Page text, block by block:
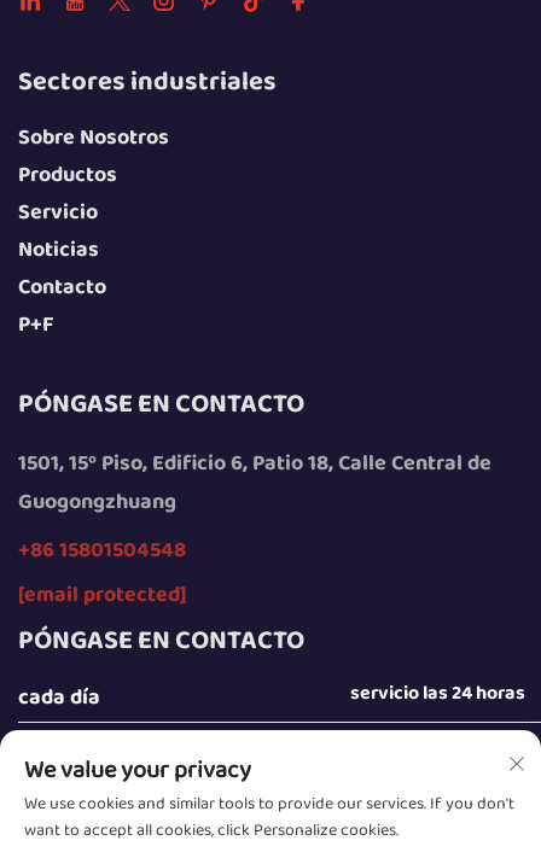
Sectores industriales
Sobre Nosotros
Productos
Servicio
Noticias
Contacto
P+F
PÓNGASE EN CONTACTO
1501, 15º Piso, Edificio 6, Patio 18, Calle Central de
Guogongzhuang
+86 15801504548
[email protected]
PÓNGASE EN CONTACTO
cada día servicio las 24 horas
We value your privacy
We use cookies and similar tools to provide our services. If you don't
want to accept all cookies, click Personalize cookies.